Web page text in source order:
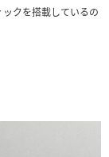
クを搭載しているの